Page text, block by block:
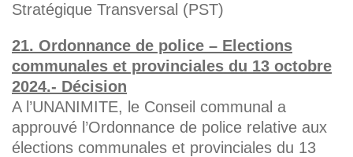
Stratégique Transversal (PST)
21. Ordonnance de police – Elections
communales et provinciales du 13 octobre
2024.- Décision
A l’UNANIMITE, le Conseil communal a
approuvé l’Ordonnance de police relative aux
élections communales et provinciales du 13